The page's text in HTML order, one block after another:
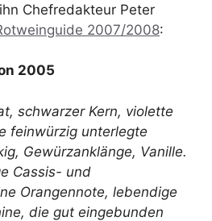
Chefredakteur Peter
2007/2008:
2005
schwarzer Kern, violette
feinwürzig unterlegte
Gewürzanklänge, Vanille.
Cassis- und
Orangennote, lebendige
die gut eingebunden